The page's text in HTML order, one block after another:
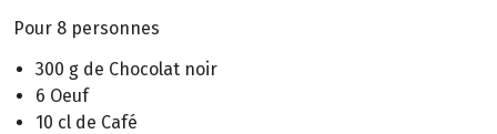
Pour 8 personnes
300 g de Chocolat noir
6 Oeuf
10 cl de Café